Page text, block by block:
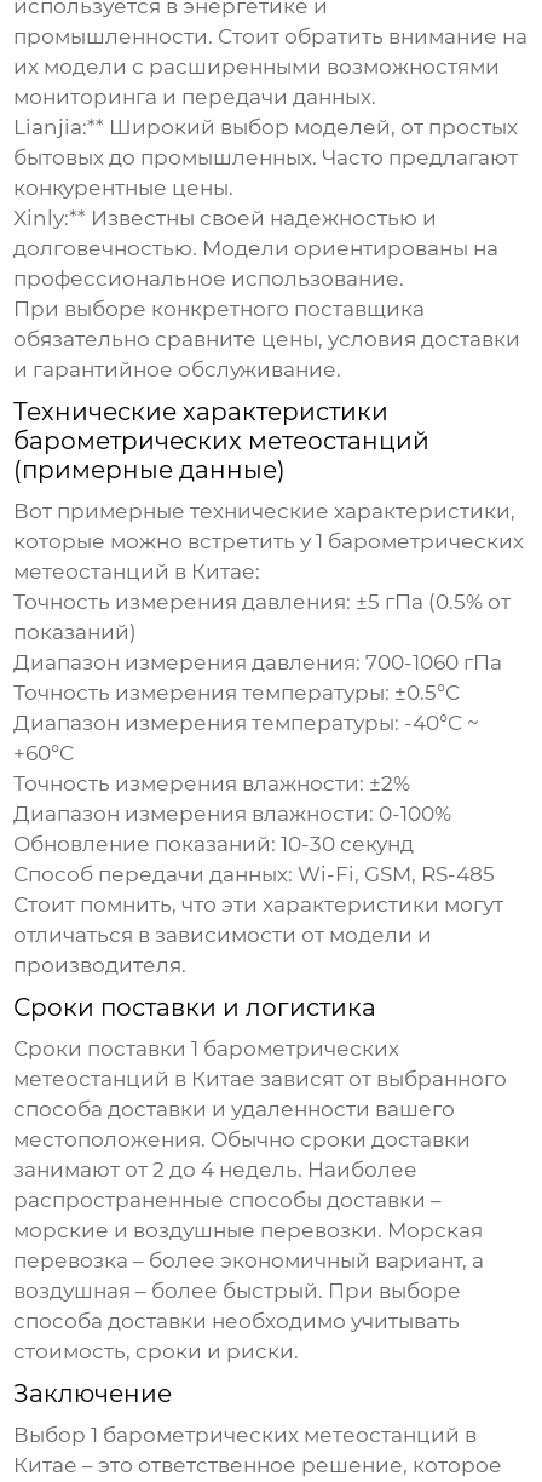
используется в энергетике и
промышленности. Стоит обратить внимание на
их модели с расширенными возможностями
мониторинга и передачи данных.
Lianjia:** Широкий выбор моделей, от простых
бытовых до промышленных. Часто предлагают
конкурентные цены.
Xinly:** Известны своей надежностью и
долговечностью. Модели ориентированы на
профессиональное использование.
При выборе конкретного поставщика
обязательно сравните цены, условия доставки
и гарантийное обслуживание.
Технические характеристики
барометрических метеостанций
(примерные данные)
Вот примерные технические характеристики,
которые можно встретить у1 барометрических
метеостанций в Китае:
Точность измерения давления: ±5 гПа (0.5% от
показаний)
Диапазон измерения давления: 700-1060 гПа
Точность измерения температуры: ±0.5°C
Диапазон измерения температуры: -40°C ~
+60°C
Точность измерения влажности: ±2%
Диапазон измерения влажности: 0-100%
Обновление показаний: 10-30 секунд
Способ передачи данных: Wi-Fi, GSM, RS-485
Стоит помнить, что эти характеристики могут
отличаться в зависимости от модели и
производителя.
Сроки поставки и логистика
Сроки поставки1 барометрических
метеостанций в Китае зависят от выбранного
способа доставки и удаленности вашего
местоположения. Обычно сроки доставки
занимают от 2 до 4 недель. Наиболее
распространенные способы доставки –
морские и воздушные перевозки. Морская
перевозка – более экономичный вариант, а
воздушная – более быстрый. При выборе
способа доставки необходимо учитывать
стоимость, сроки и риски.
Заключение
Выбор1 барометрических метеостанций в
Китае – это ответственное решение, которое